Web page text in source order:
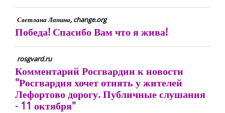
Светлана Лапина, change.org
Победа! Спасибо Вам что я жива!
rosgvard.ru
Комментарий Росгвардии к новости
"Росгвардия хочет отнять у жителей
Лефортово дорогу. Публичные слушания
- 11 октября"